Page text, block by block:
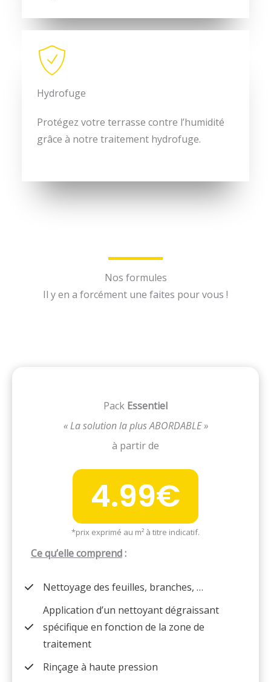
Hydrofuge
Protégez votre terrasse contre l’humidité
grâce à notre traitement hydrofuge.
Nos formules
Il y en a forcément une faites pour vous !
Pack Essentiel
« La solution la plus ABORDABLE »
à partir de
4.99€
*prix exprimé au m² à titre indicatif.
Ce qu’elle comprend:
Nettoyage des feuilles, branches, …
Application d’un nettoyant dégraissant
spécifique en fonction de la zone de
traitement
Rinçage à haute pression